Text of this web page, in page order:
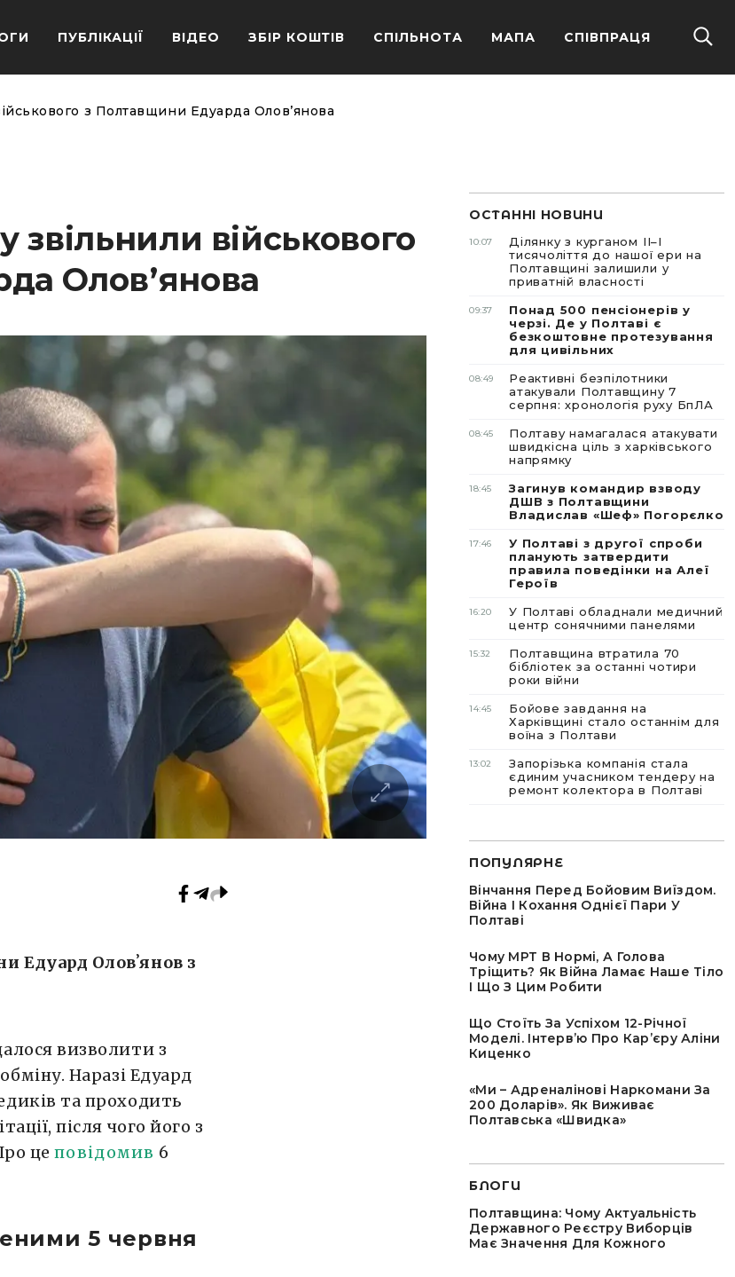
ПУБЛІКАЦІЇ ВІДЕО ЗБІР КОШТІВ СПІЛЬНОТА МАПА СПІВПРАЦЯ
з Полтавщини Едуарда Оловʼянова
звільнили військового
Оловʼянова
Едуард Оловʼянов з
визволити з
Наразі Едуард
та проходить
після чого його з
цеповідомив 6
5 червня
ОСТАННІ НОВИНИ
10:07
Ділянку з курганом II–I
тисячоліття до нашої ери на
Полтавщині залишили у
приватній власності
09:37
Понад 500 пенсіонерів у
черзі. Де у Полтаві є
безкоштовне протезування
для цивільних
08:49
Реактивні безпілотники
атакували Полтавщину 7
серпня: хронологія руху БпЛА
08:45
Полтаву намагалася атакувати
швидкісна ціль з харківського
напрямку
18:45
Загинув командир взводу
ДШВ з Полтавщини
Владислав «Шеф» Погорєлко
17:46
У Полтаві з другої спроби
планують затвердити
правила поведінки на Алеї
Героїв
16:20
У Полтаві обладнали медичний
центр сонячними панелями
15:32
Полтавщина втратила 70
бібліотек за останні чотири
роки війни
14:45
Бойове завдання на
Харківщині стало останнім для
воїна з Полтави
13:02
Запорізька компанія стала
єдиним учасником тендеру на
ремонт колектора в Полтаві
ПОПУЛЯРНЕ
Вінчання Перед Бойовим Виїздом.
Війна І Кохання Однієї Пари У
Полтаві
Чому МРТ В Нормі, А Голова
Тріщить? Як Війна Ламає Наше Тіло
І Що З Цим Робити
Що Стоїть За Успіхом 12-Річної
Моделі. Інтервʼю Про Карʼєру Аліни
Киценко
«Ми – Адреналінові Наркомани За
200 Доларів». Як Виживає
Полтавська «швидка»
БЛОГИ
Полтавщина: Чому Актуальність
Державного Реєстру Виборців
Має Значення Для Кожного